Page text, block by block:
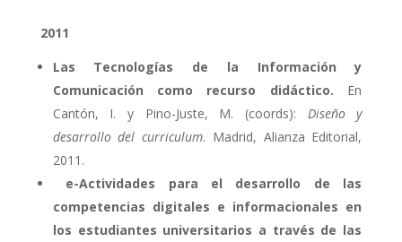
2011
Las Tecnologías de la Información y
Comunicación como recurso didáctico. En
Cantón, I. y Pino-Juste, M. (coords): Diseño y
desarrollo del curriculum. Madrid, Alianza Editorial,
2011.
e-Actividades para el desarrollo de las
competencias digitales e informacionales en
los estudiantes universitarios a través de las